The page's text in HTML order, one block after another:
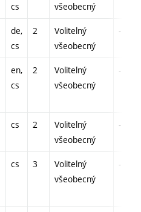
cs
všeobecný
de,
cs
2
Volitelný
všeobecný
-
en,
cs
2
Volitelný
všeobecný
-
cs 2
Volitelný
všeobecný
-
cs 3
Volitelný
všeobecný
-